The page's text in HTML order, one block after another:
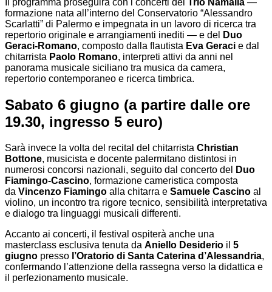
Il programma proseguirà con i concerti del Trio Namalia —
formazione nata all’interno del Conservatorio “Alessandro
Scarlatti” di Palermo e impegnata in un lavoro di ricerca tra
repertorio originale e arrangiamenti inediti — e del
Duo
Geraci-Romano, composto dalla flautista Eva Geraci e dal
chitarrista Paolo Romano, interpreti attivi da anni nel
panorama musicale siciliano tra musica da camera,
repertorio contemporaneo e ricerca timbrica.
Sabato 6 giugno (a partire dalle ore
19.30, ingresso 5 euro)
Sarà invece la volta del recital del chitarrista Christian
Bottone, musicista e docente palermitano distintosi in
numerosi concorsi nazionali, seguito dal concerto del
Duo
Fiamingo-Cascino, formazione cameristica composta
da Vincenzo Fiamingo alla chitarra e Samuele Cascino al
violino, un incontro tra rigore tecnico, sensibilità interpretativa
e dialogo tra linguaggi musicali differenti.
Accanto ai concerti, il festival ospiterà anche una
masterclass esclusiva tenuta da Aniello Desiderio il 5
giugno presso l’Oratorio di Santa Caterina d’Alessandria,
confermando l’attenzione della rassegna verso la didattica e
il perfezionamento musicale.